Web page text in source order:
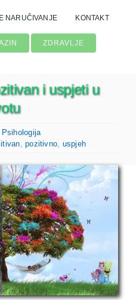
NARUČIVANJE KONTAKT
ZDRAVLJE
i uspjeti u
Psihologija
,pozitivno uspjeh